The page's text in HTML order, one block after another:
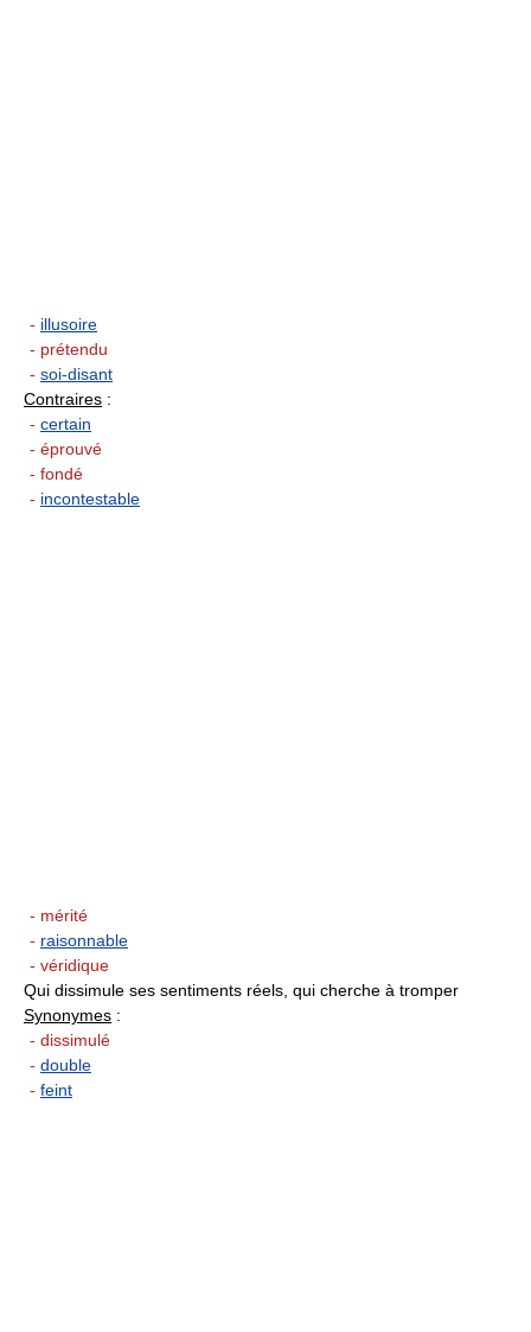
- illusoire
- prétendu
- soi-disant
Contraires :
- certain
- éprouvé
- fondé
- incontestable
- mérité
- raisonnable
- véridique
Qui dissimule ses sentiments réels, qui cherche à tromper
Synonymes :
- dissimulé
- double
- feint